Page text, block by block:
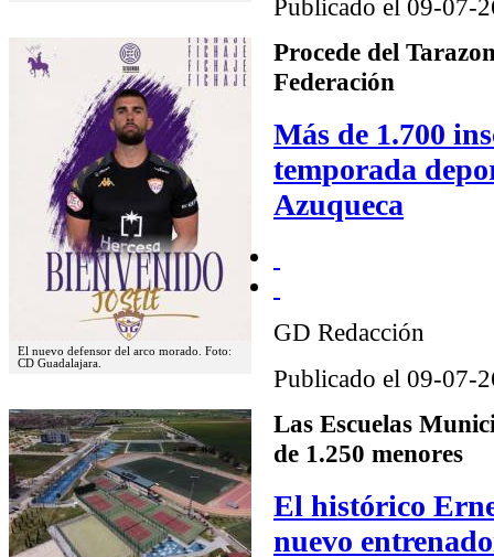
Publicado el 09-07-
El nuevo defensor del arco morado. Foto:
CD Guadalajara.
Procede del
Federación
Más de 1.700
temporada
Azuqueca
GD Redacción
Publicado el 09-07-
Las Escuelas
de 1.250 menores
El histórico
nuevo